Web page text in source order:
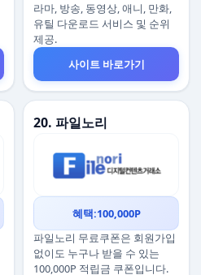
라마, 방송, 동영상, 애니, 만화,
유틸 다운로드 서비스 및 순위
제공.
사이트 바로가기
20. 파일노리
혜택:100,000P
파일노리 무료쿠폰은 회원가입
없이도 누구나 받을 수 있는
100,000P 적립금 쿠폰입니다.